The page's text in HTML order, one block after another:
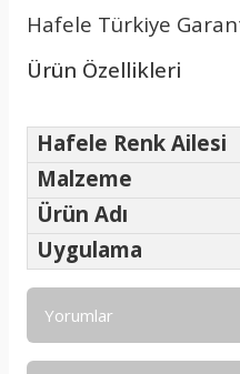
Hafele Türkiye
Ürün Özellikleri
Hafele Renk Ailesi
Malzeme
Ürün Adı
Uygulama
Yorumlar